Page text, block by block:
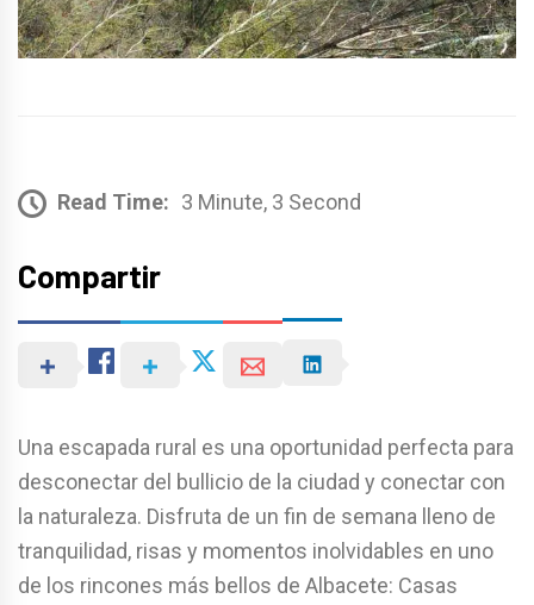
Read Time: 3 Minute, 3 Second
Compartir
Una escapada rural es una oportunidad perfecta para
desconectar del bullicio de la ciudad y conectar con
la naturaleza. Disfruta de un fin de semana lleno de
tranquilidad, risas y momentos inolvidables en uno
de los rincones más bellos de Albacete: Casas